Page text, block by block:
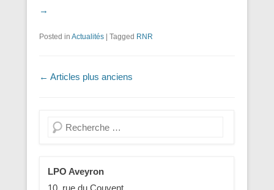
→
Posted in Actualités Tagged RNR
Navigation dans les articles
← Articles plus anciens
Recherche
LPO Aveyron